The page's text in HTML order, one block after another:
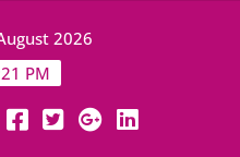
2026
PM